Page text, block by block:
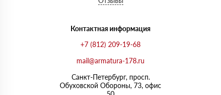
Контактная информация
+7 (812) 209-19-68
mail@armatura-178.ru
Санкт-Петербург, просп.
Обуховской Обороны, 73, офис